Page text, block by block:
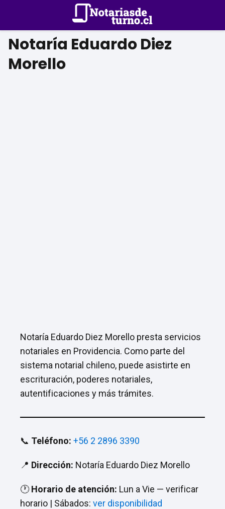
Notaría Eduardo Diez
Morello
Notaría Eduardo Diez Morello presta servicios
notariales en Providencia. Como parte del
sistema notarial chileno, puede asistirte en
escrituración, poderes notariales,
autentificaciones y más trámites.
📞 Teléfono: +56 2 2896 3390
📍 Dirección: Notaría Eduardo Diez Morello
🕐Horario de atención: Lun a Vie — verificar
horario | Sábados: ver disponibilidad